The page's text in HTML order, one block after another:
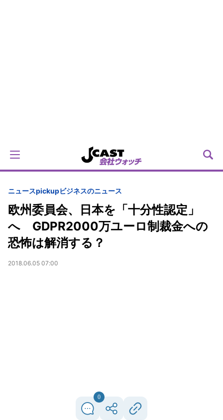
ニュースpickupビジネスのニュース
欧州委員会、日本を「十分性認定」
へ GDPR2000万ユーロ制裁金への
恐怖は解消する？
2018.06.05 07:00
0